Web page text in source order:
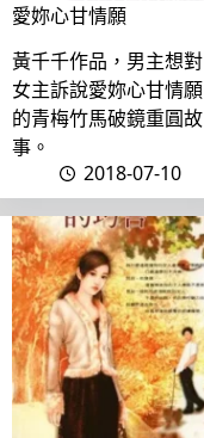
愛妳心甘情願
黃千千作品，男主想對
女主訴說愛妳心甘情願
的青梅竹馬破鏡重圓故
事。
2018-07-10